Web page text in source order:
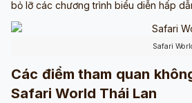
bỏ lỡ các chương trình biểu diễn hấp
Safari
Các điểm tham quan
Safari World Thái Lan